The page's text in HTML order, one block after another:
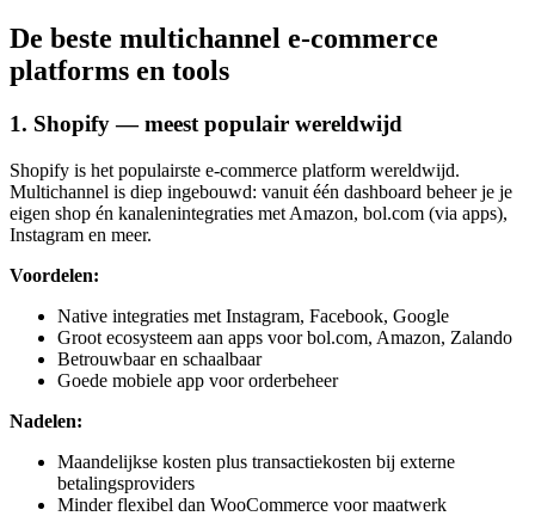
De beste multichannel e-commerce
platforms en tools
1. Shopify — meest populair wereldwijd
Shopify is het populairste e-commerce platform wereldwijd.
Multichannel is diep ingebouwd: vanuit één dashboard beheer je je
eigen shop én kanalenintegraties met Amazon, bol.com (via apps),
Instagram en meer.
Voordelen:
Native integraties met Instagram, Facebook, Google
Groot ecosysteem aan apps voor bol.com, Amazon, Zalando
Betrouwbaar en schaalbaar
Goede mobiele app voor orderbeheer
Nadelen:
Maandelijkse kosten plus transactiekosten bij externe
betalingsproviders
Minder flexibel dan WooCommerce voor maatwerk